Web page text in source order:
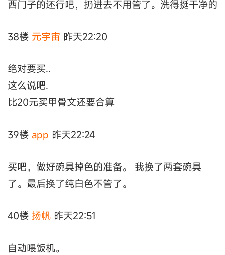
西门子的还行吧，扔进去不用管了。洗得挺干净的
38楼 元宇宙 昨天22:20
绝对要买..
这么说吧.
比20元买甲骨文还要合算
39楼 app 昨天22:24
买吧，做好碗具掉色的准备。 我换了两套碗具
了。最后换了纯白色不管了。
40楼 扬帆 昨天22:51
自动喂饭机。